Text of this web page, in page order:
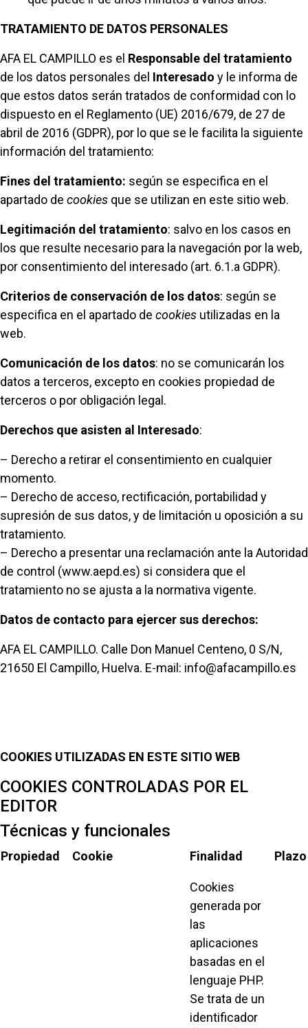
TRATAMIENTO DE DATOS PERSONALES
AFA EL CAMPILLO es el Responsable del tratamiento
de los datos personales del Interesado y le informa de
que estos datos serán tratados de conformidad con lo
dispuesto en el Reglamento (UE) 2016/679, de 27 de
abril de 2016 (GDPR), por lo que se le facilita la siguiente
información del tratamiento:
Fines del tratamiento: según se especifica en el
apartado de cookies que se utilizan en este sitio web.
Legitimación del tratamiento: salvo en los casos en
los que resulte necesario para la navegación por la web,
por consentimiento del interesado (art. 6.1.a GDPR).
Criterios de conservación de los datos: según se
especifica en el apartado de cookies utilizadas en la
web.
Comunicación de los datos: no se comunicarán los
datos a terceros, excepto en cookies propiedad de
terceros o por obligación legal.
Derechos que asisten al Interesado:
– Derecho a retirar el consentimiento en cualquier
momento.
– Derecho de acceso, rectificación, portabilidad y
supresión de sus datos, y de limitación u oposición a su
tratamiento.
– Derecho a presentar una reclamación ante la Autoridad
de control (www.aepd.es) si considera que el
tratamiento no se ajusta a la normativa vigente.
Datos de contacto para ejercer sus derechos:
AFA EL CAMPILLO. Calle Don Manuel Centeno, 0 S/N,
21650 El Campillo, Huelva. E-mail: info@afacampillo.es
COOKIES UTILIZADAS EN ESTE SITIO WEB
COOKIES CONTROLADAS POR EL
EDITOR
Técnicas y funcionales
Propiedad Cookie Finalidad Plazo
Cookies
generada por
las
aplicaciones
basadas en el
lenguaje PHP.
Se trata de un
identificador